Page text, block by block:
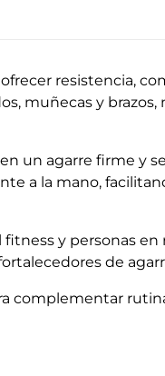
resistencia,
muñecas y brazos,
un agarre firme y
a la mano,
y personas
de
complementar